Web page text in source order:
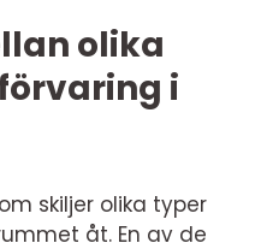
olika
i
skiljer olika typer
åt. En av de